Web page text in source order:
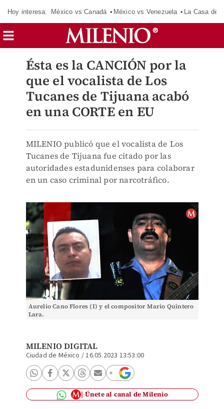
Hoy interesa: México vs Canadá México vs Venezuela La Casa de
Ésta es la CANCIÓN por la
que el vocalista de Los
Tucanes de Tijuana acabó
en una CORTE en EU
MILENIO publicó que el vocalista de Los
Tucanes de Tijuana fue citado por las
autoridades estadunidenses para colaborar
en un caso criminal por narcotráfico.
Aurelio Cano Flores (I) y el compositor Mario Quintero
Lara.
MILENIO DIGITAL
Ciudad de México /16.05.2023 13:53:00
Únete al canal de Milenio